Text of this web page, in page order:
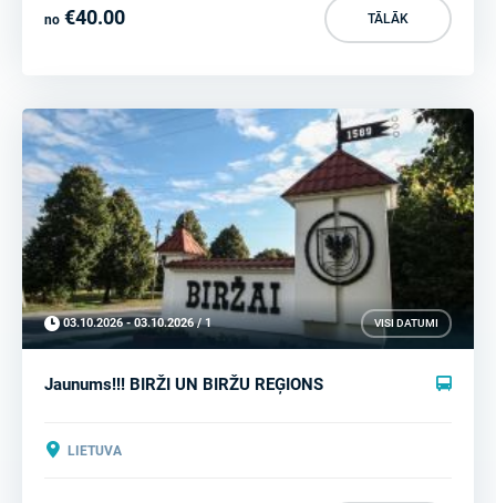
no €40.00 TĀLĀK
03.10.2026 - 03.10.2026 / 1 VISI DATUMI
Jaunums!!! BIRŽI UN BIRŽU REĢIONS
LIETUVA